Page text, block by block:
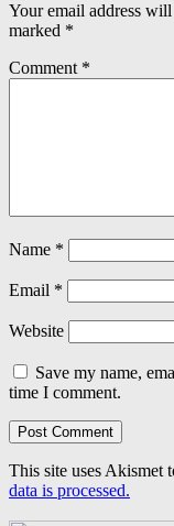
Your email address
marked *
Comment *
Name *
Email *
Website
Save my name,
time I comment.
This site uses Akismet
data is processed.